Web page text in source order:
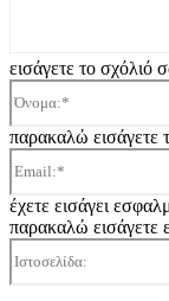
εισάγετε το σχόλιό
παρακαλώ εισάγετε
έχετε εισάγει
παρακαλώ εισάγετε